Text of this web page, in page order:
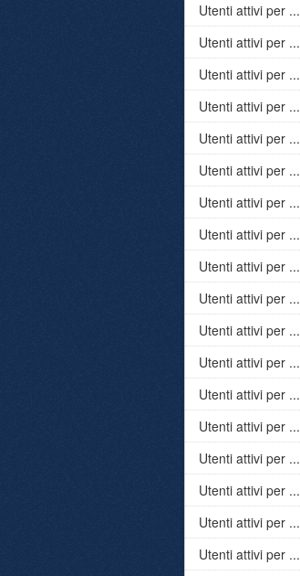
Utenti attivi per ...
Utenti attivi per ...
Utenti attivi per ...
Utenti attivi per ...
Utenti attivi per ...
Utenti attivi per ...
Utenti attivi per ...
Utenti attivi per ...
Utenti attivi per ...
Utenti attivi per ...
Utenti attivi per ...
Utenti attivi per ...
Utenti attivi per ...
Utenti attivi per ...
Utenti attivi per ...
Utenti attivi per ...
Utenti attivi per ...
Utenti attivi per ...